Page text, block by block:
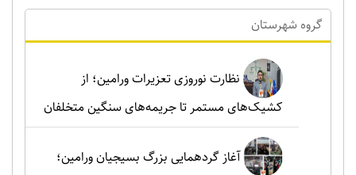
گروه شهرستان
نظارت نوروزی تعزیرات ورامین؛ از
کشیک‌های مستمر تا جریمه‌های سنگین متخلفان
آغاز گردهمایی بزرگ بسیجیان ورامین؛